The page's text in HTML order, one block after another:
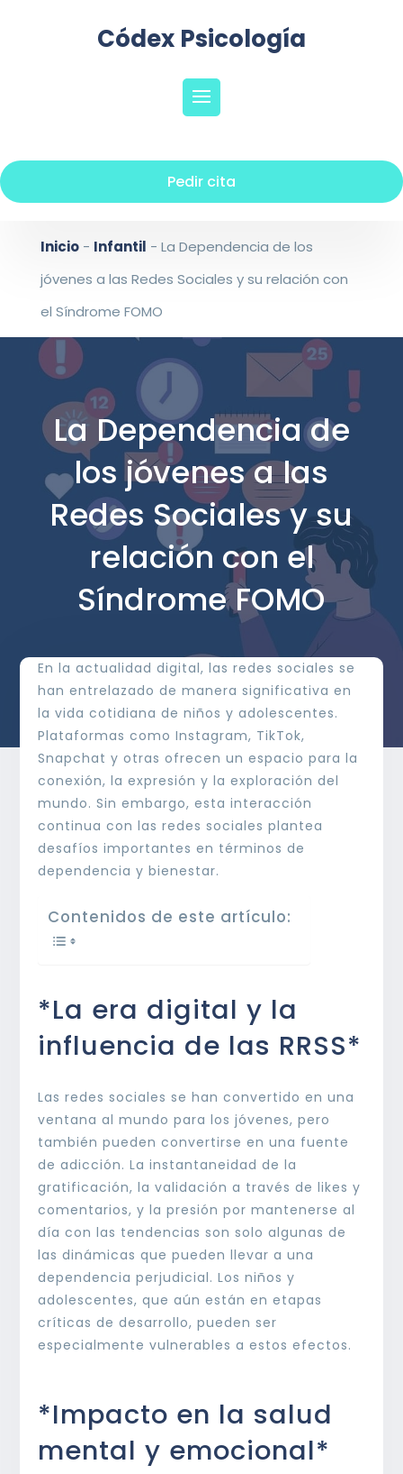
Códex Psicología
Pedir cita
Inicio- Infantil - La Dependencia de los
jóvenes a las Redes Sociales y su relación con
el Síndrome FOMO
La Dependencia de
los jóvenes a las
Redes Sociales y su
relación con el
Síndrome FOMO
En la actualidad digital, las redes sociales se
han entrelazado de manera significativa en
la vida cotidiana de niños y adolescentes.
Plataformas como Instagram, TikTok,
Snapchat y otras ofrecen un espacio para la
conexión, la expresión y la exploración del
mundo. Sin embargo, esta interacción
continua con las redes sociales plantea
desafíos importantes en términos de
dependencia y bienestar.
Contenidos de este artículo:
*La era digital y la
influencia de las RRSS*
Las redes sociales se han convertido en una
ventana al mundo para los jóvenes, pero
también pueden convertirse en una fuente
de adicción. La instantaneidad de la
gratificación, la validación a través de likes y
comentarios, y la presión por mantenerse al
día con las tendencias son solo algunas de
las dinámicas que pueden llevar a una
dependencia perjudicial. Los niños y
adolescentes, que aún están en etapas
críticas de desarrollo, pueden ser
especialmente vulnerables a estos efectos.
*Impacto en la salud
mental y emocional*